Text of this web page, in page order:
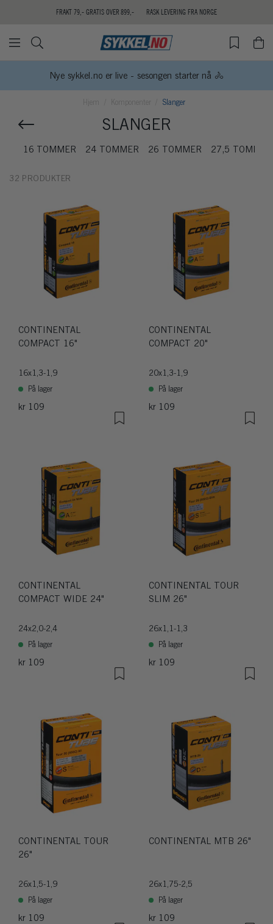
FRAKT 79,- GRATIS OVER 899,- RASK LEVERING FRA NORGE
Nye sykkel.no er live - sesongen starter nå 🚴
Hjem Komponenter Slanger
SLANGER
16 TOMMER 24 TOMMER 26 TOMMER 27,5 TOMMER
32 PRODUKTER
CONTINENTAL
COMPACT 16"
16x1,3-1,9
På lager
kr 109
CONTINENTAL
COMPACT 20"
20x1,3-1,9
På lager
kr 109
CONTINENTAL
COMPACT WIDE 24"
24x2,0-2,4
På lager
kr 109
CONTINENTAL TOUR
SLIM 26"
26x1,1-1,3
På lager
kr 109
CONTINENTAL TOUR
26"
26x1,5-1,9
På lager
kr 109
CONTINENTAL MTB 26"
26x1,75-2,5
På lager
kr 109